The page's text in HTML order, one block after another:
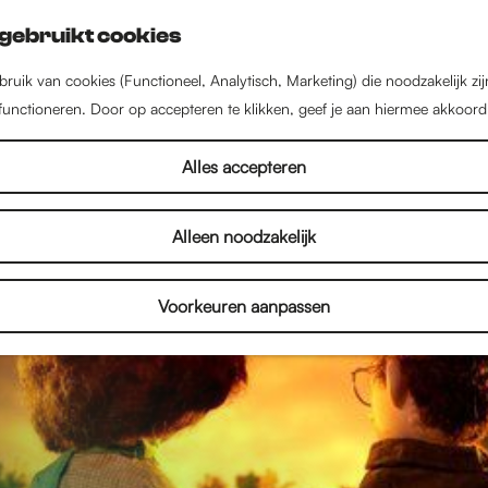
cookies
van cookies (Functioneel, Analytisch, Marketing) die noodzakelijk
Door op accepteren te klikken, geef je aan hiermee
Alles accepteren
Alleen noodzakelijk
Voorkeuren aanpassen